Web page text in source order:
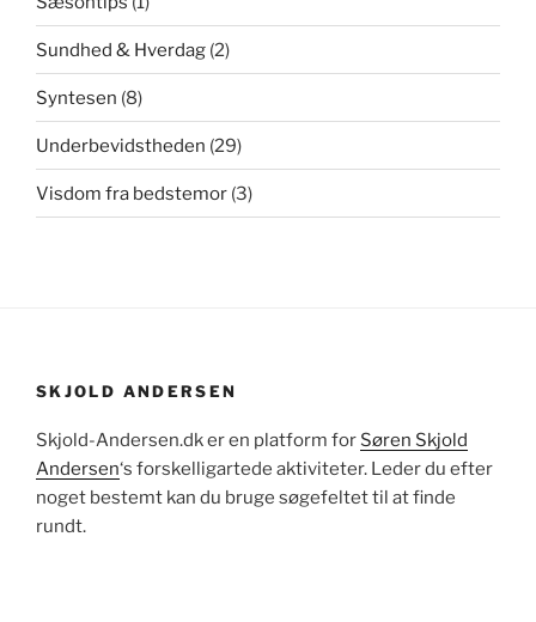
Sundhed & Hverdag (2)
Syntesen (8)
Underbevidstheden (29)
Visdom fra bedstemor (3)
SKJOLD ANDERSEN
Skjold-Andersen.dk er en platform for Søren Skjold
Andersen‘s forskelligartede aktiviteter. Leder du efter
noget bestemt kan du bruge søgefeltet til at finde
rundt.